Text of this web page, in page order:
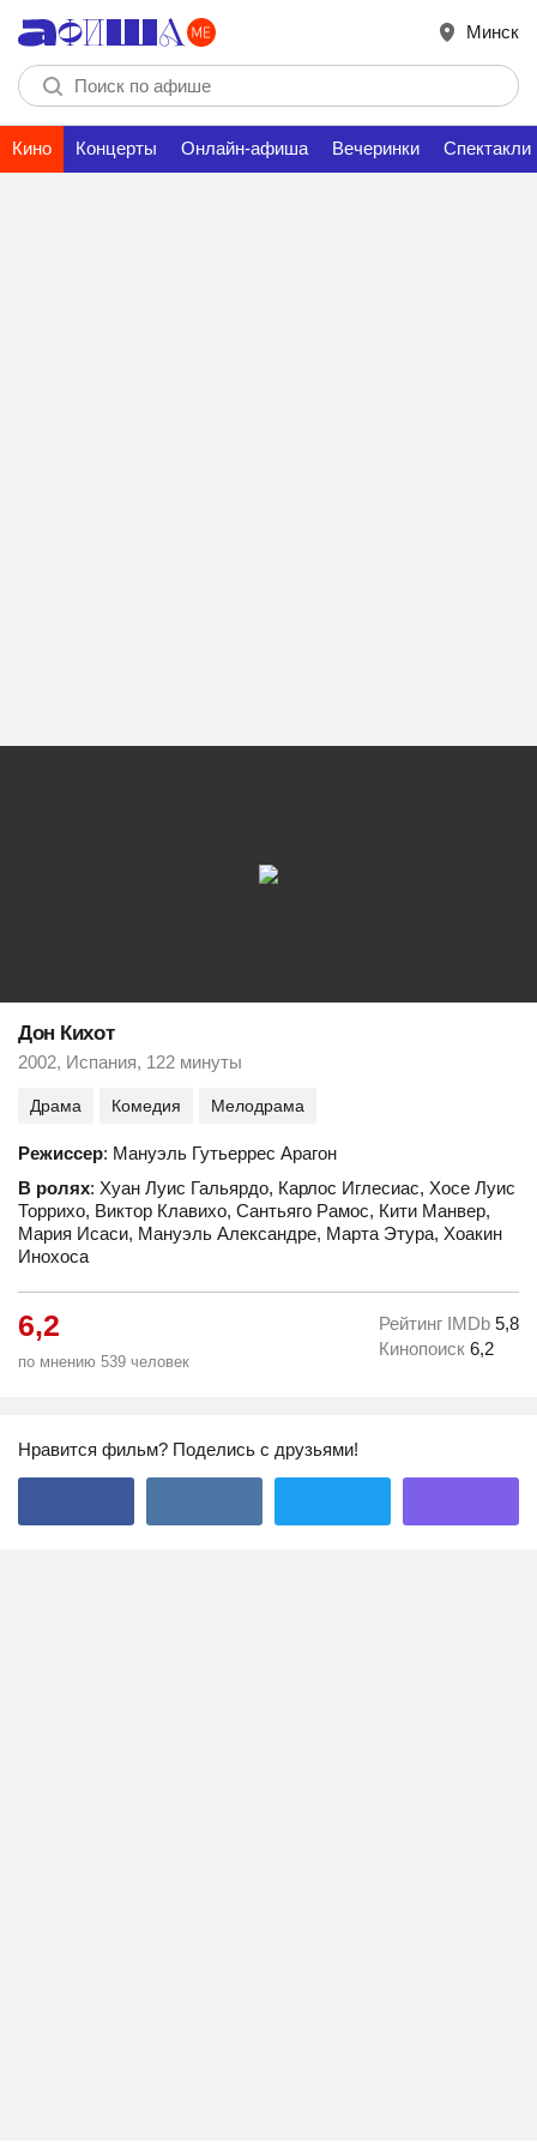
Минск
Кино Концерты Онлайн-афиша Вечеринки Спектакли
Дон Кихот
2002, Испания, 122 минуты
Драма Комедия Мелодрама
Режиссер: Мануэль Гутьеррес Арагон
В ролях: Хуан Луис Гальярдо, Карлос Иглесиас, Хосе Луис
Торрихо, Виктор Клавихо, Сантьяго Рамос, Кити Манвер,
Мария Исаси, Мануэль Александре, Марта Этура, Хоакин
Инохоса
6,2
по мнению 539 человек
Рейтинг IMDb 5,8
Кинопоиск 6,2
Нравится фильм? Поделись с друзьями!